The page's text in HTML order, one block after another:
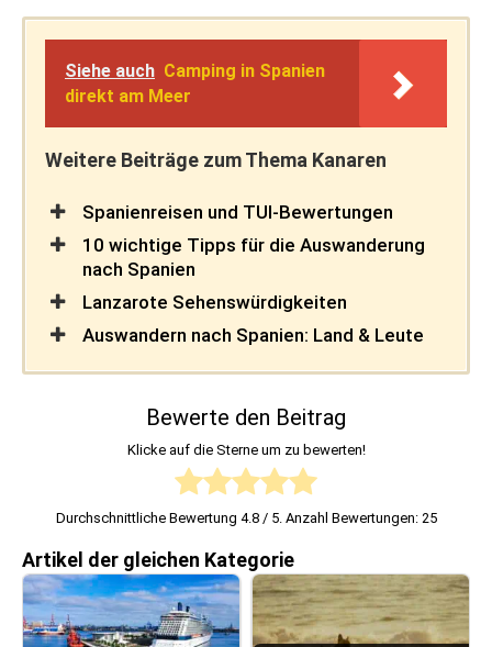
Siehe auch Camping in Spanien
direkt am Meer
Weitere Beiträge zum Thema Kanaren
Spanienreisen und TUI-Bewertungen
10 wichtige Tipps für die Auswanderung
nach Spanien
Lanzarote Sehenswürdigkeiten
Auswandern nach Spanien: Land & Leute
Bewerte den Beitrag
Klicke auf die Sterne um zu bewerten!
Durchschnittliche Bewertung 4.8/ 5. Anzahl Bewertungen: 25
Artikel der gleichen Kategorie